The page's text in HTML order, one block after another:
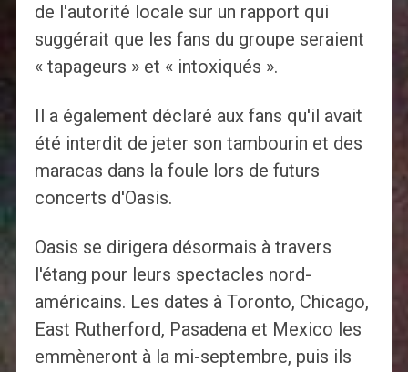
de l'autorité locale sur un rapport qui
suggérait que les fans du groupe seraient
« tapageurs » et « intoxiqués ».
Il a également déclaré aux fans qu'il avait
été interdit de jeter son tambourin et des
maracas dans la foule lors de futurs
concerts d'Oasis.
Oasis se dirigera désormais à travers
l'étang pour leurs spectacles nord-
américains. Les dates à Toronto, Chicago,
East Rutherford, Pasadena et Mexico les
emmèneront à la mi-septembre, puis ils